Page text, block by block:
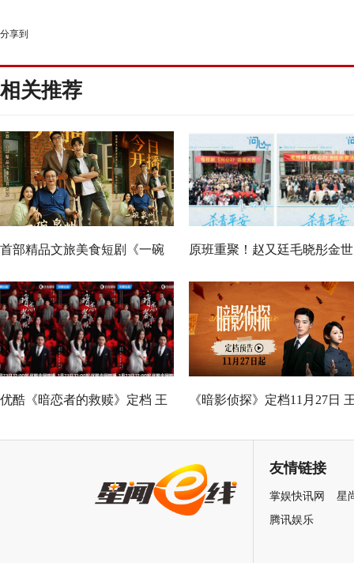
分享到
相关推荐
首部精品文旅美食短剧《一碗
泉州之姜母鸭》今日上线 祝贺
泉州荣膺“世界美食之都”
原班重聚！赵又廷毛晓彤金世
佳《问心2》杀青，医心焕新
优酷《暗恋者的救赎》定档 王 《暗影侦探》定档11月27日
友情链接
掌娱快讯网
星
腾讯娱乐